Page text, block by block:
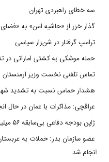
سه خطای راهبردی تهران
گذار خزر از «حاشیه امن» به «فضای
ترامپ گرفتار در شن‌زار سیاسی
حمله موشکی به کشتی اماراتی در
تماس تلفنی نخست وزیر ارمنستان
هشدار حماس نسبت به تشدید
عراقچی: مذاکرات با عمان در حال
ژاپن بودجه دفاعی بی‌سابقه ۵۶ میلیارد دلاری را در نظر دارد
عضو سازمان بدر: حملات به
انجام شد